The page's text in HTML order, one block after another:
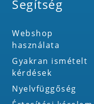
Segítség
Webshop
használata
Gyakran ismételt
kérdések
Nyelvfüggőség